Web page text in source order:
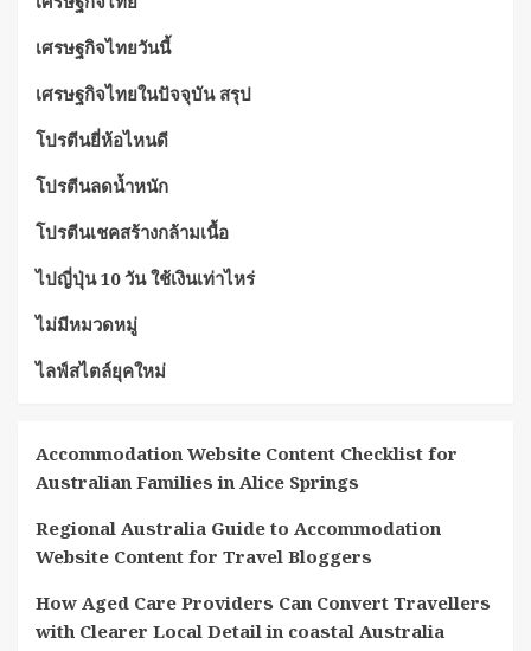
เศรษฐกิจไทยวันนี้
เศรษฐกิจไทยในปัจจุบัน สรุป
โปรตีนยี่ห้อไหนดี
โปรตีนลดน้ำหนัก
โปรตีนเชคสร้างกล้ามเนื้อ
ไปญี่ปุ่น 10 วัน ใช้เงินเท่าไหร่
ไม่มีหมวดหมู่
ไลฟ์สไตล์ยุคใหม่
Accommodation Website Content Checklist for
Australian Families in Alice Springs
Regional Australia Guide to Accommodation
Website Content for Travel Bloggers
How Aged Care Providers Can Convert Travellers
with Clearer Local Detail in coastal Australia